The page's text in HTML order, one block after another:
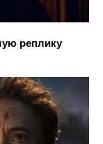
реплику